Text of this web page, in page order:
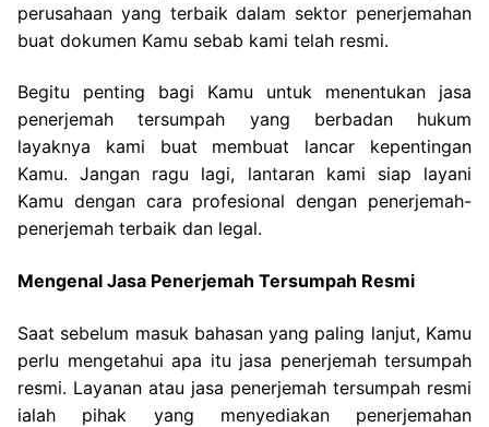
perusahaan yang terbaik dalam sektor penerjemahan
buat dokumen Kamu sebab kami telah resmi.
Begitu penting bagi Kamu untuk menentukan jasa
penerjemah tersumpah yang berbadan hukum
layaknya kami buat membuat lancar kepentingan
Kamu. Jangan ragu lagi, lantaran kami siap layani
Kamu dengan cara profesional dengan penerjemah-
penerjemah terbaik dan legal.
Mengenal Jasa Penerjemah Tersumpah Resmi
Saat sebelum masuk bahasan yang paling lanjut, Kamu
perlu mengetahui apa itu jasa penerjemah tersumpah
resmi. Layanan atau jasa penerjemah tersumpah resmi
ialah pihak yang menyediakan penerjemahan